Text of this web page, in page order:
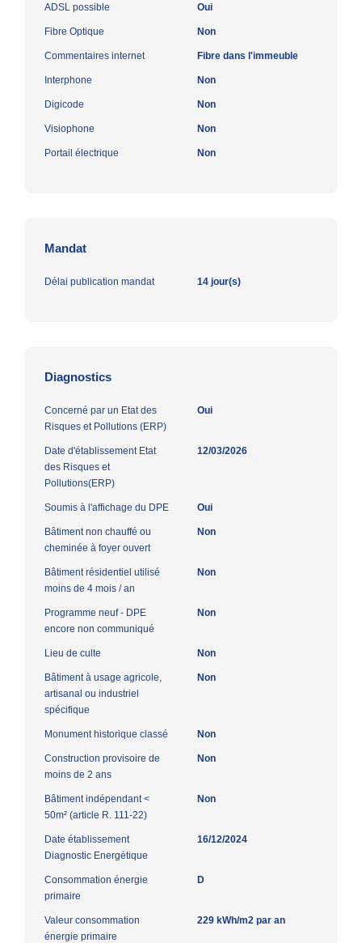
ADSL possible Oui
Fibre Optique Non
Commentaires internet Fibre dans l'immeuble
Interphone Non
Digicode Non
Visiophone Non
Portail électrique Non
Mandat
Délai publication mandat 14 jour(s)
Diagnostics
Concerné par un Etat des
Risques et Pollutions (ERP)
Oui
Date d'établissement Etat
des Risques et
Pollutions(ERP)
12/03/2026
Soumis à l'affichage du DPE Oui
Bâtiment non chauffé ou
cheminée à foyer ouvert
Non
Bâtiment résidentiel utilisé
moins de 4 mois / an
Non
Programme neuf - DPE
encore non communiqué
Non
Lieu de culte Non
Bâtiment à usage agricole,
artisanal ou industriel
spécifique
Non
Monument historique classé Non
Construction provisoire de
moins de 2 ans
Non
Bâtiment indépendant <
50m² (article R. 111-22)
Non
Date établissement
Diagnostic Energétique
16/12/2024
Consommation énergie
primaire
D
Valeur consommation
énergie primaire
229 kWh/m2 par an